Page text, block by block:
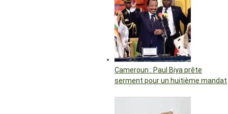
Cameroun : Paul Biya prête
serment pour un huitième mandat